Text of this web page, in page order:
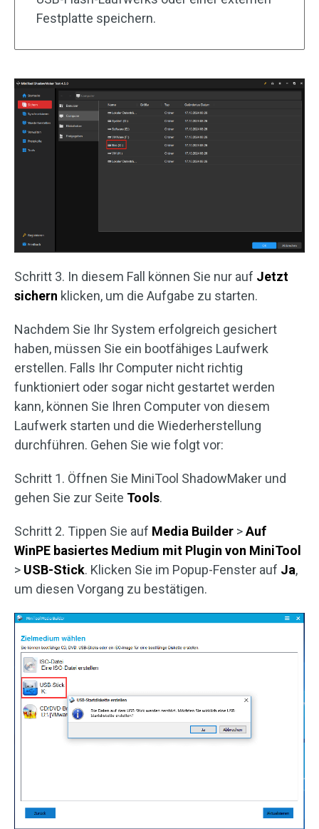
Festplatte speichern.
Schritt 3. In diesem Fall können Sie nur auf Jetzt
sichern klicken, um die Aufgabe zu starten.
Nachdem Sie Ihr System erfolgreich gesichert
haben, müssen Sie ein bootfähiges Laufwerk
erstellen. Falls Ihr Computer nicht richtig
funktioniert oder sogar nicht gestartet werden
kann, können Sie Ihren Computer von diesem
Laufwerk starten und die Wiederherstellung
durchführen. Gehen Sie wie folgt vor:
Schritt 1. Öffnen Sie MiniTool ShadowMaker und
gehen Sie zur Seite Tools.
Schritt 2. Tippen Sie auf Media Builder >Auf
WinPE basiertes Medium mit Plugin von MiniTool
> USB-Stick. Klicken Sie im Popup-Fenster auf Ja,
um diesen Vorgang zu bestätigen.